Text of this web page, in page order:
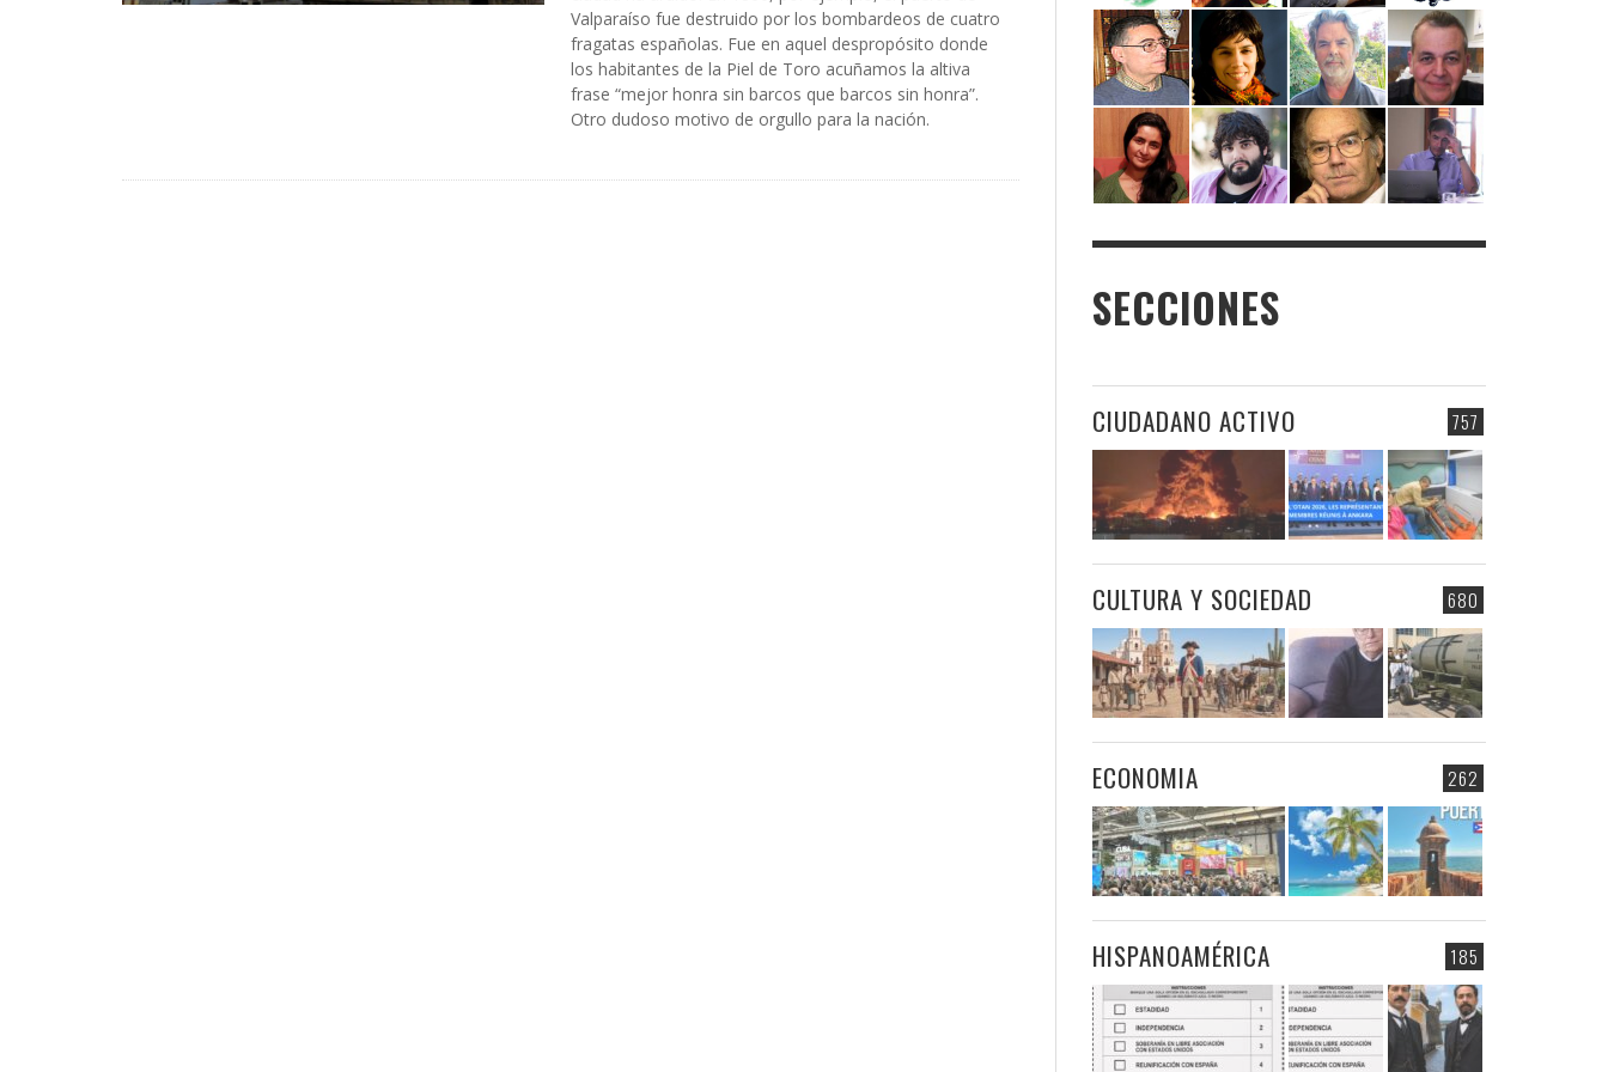
Valparaíso fue destruido por los bombardeos de cuatro
fragatas españolas. Fue en aquel despropósito donde
los habitantes de la Piel de Toro acuñamos la altiva
frase “mejor honra sin barcos que barcos sin honra”.
Otro dudoso motivo de orgullo para la nación.
SECCIONES
757
CIUDADANO ACTIVO
680
CULTURA Y SOCIEDAD
262
ECONOMIA
185
HISPANOAMÉRICA